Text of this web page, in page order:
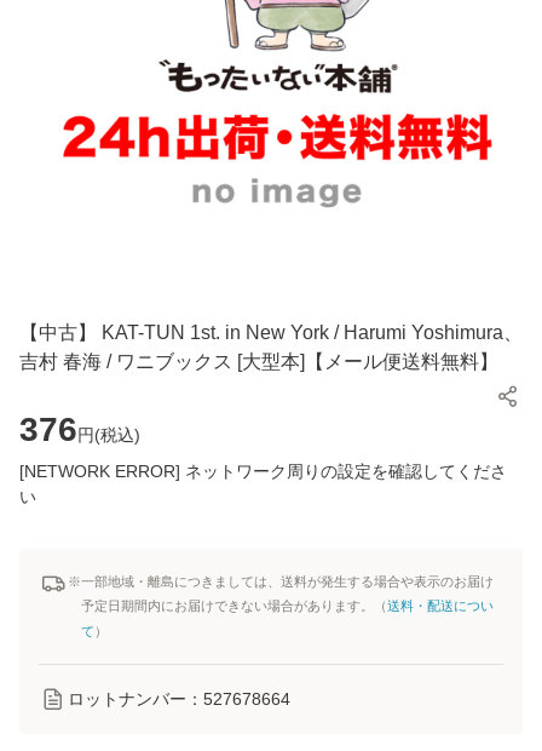
【中古】 KAT-TUN 1st. in New York / Harumi Yoshimura、
吉村 春海 / ワニブックス [大型本]【メール便送料無料】
376円(税込)
[NETWORK ERROR] ネットワーク周りの設定を確認してくださ
い
※一部地域・離島につきましては、送料が発生する場合や表示のお届け
予定日期間内にお届けできない場合があります。（送料・配送につい
て ）
ロットナンバー： 527678664